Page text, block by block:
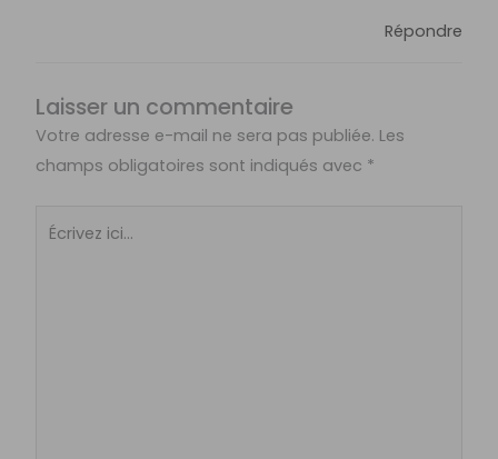
Répondre
Laisser un commentaire
Votre adresse e-mail ne sera pas publiée. Les
champs obligatoires sont indiqués avec *
Écrivez